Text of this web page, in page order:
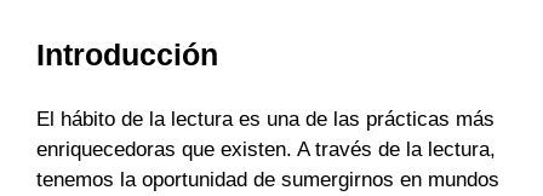
Introducción
El hábito de la lectura es una de las prácticas más
enriquecedoras que existen. A través de la lectura,
tenemos la oportunidad de sumergirnos en mundos